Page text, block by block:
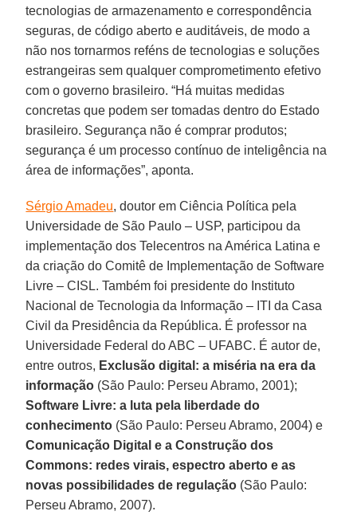
tecnologias de armazenamento e correspondência
seguras, de código aberto e auditáveis, de modo a
não nos tornarmos reféns de tecnologias e soluções
estrangeiras sem qualquer comprometimento efetivo
com o governo brasileiro. “Há muitas medidas
concretas que podem ser tomadas dentro do Estado
brasileiro. Segurança não é comprar produtos;
segurança é um processo contínuo de inteligência na
área de informações”, aponta.
Sérgio Amadeu, doutor em Ciência Política pela
Universidade de São Paulo – USP, participou da
implementação dos Telecentros na América Latina e
da criação do Comitê de Implementação de Software
Livre – CISL. Também foi presidente do Instituto
Nacional de Tecnologia da Informação – ITI da Casa
Civil da Presidência da República. É professor na
Universidade Federal do ABC – UFABC. É autor de,
entre outros, Exclusão digital: a miséria na era da
informação (São Paulo: Perseu Abramo, 2001);
Software Livre: a luta pela liberdade do
conhecimento (São Paulo: Perseu Abramo, 2004) e
Comunicação Digital e a Construção dos
Commons: redes virais, espectro aberto e as
novas possibilidades de regulação (São Paulo:
Perseu Abramo, 2007).